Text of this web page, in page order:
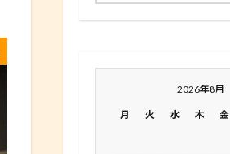
2026年8月
月 火 水 木 金